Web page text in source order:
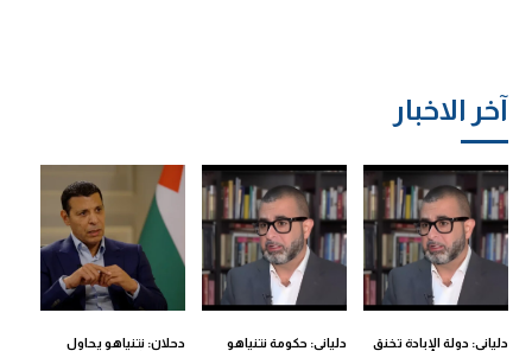
آخر الاخبار
دلياني: دولة الإبادة تخنق
دلياني: حكومة نتنياهو
دحلان: نتنياهو يحاول